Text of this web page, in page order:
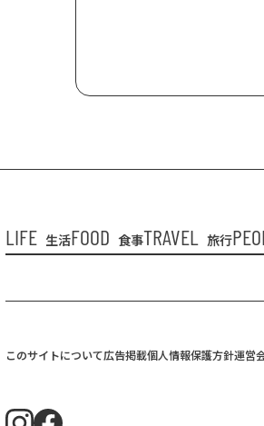
LIFE 生活FOOD 食事TRAVEL 旅行
このサイトについて広告掲載個人情報保護方針運営